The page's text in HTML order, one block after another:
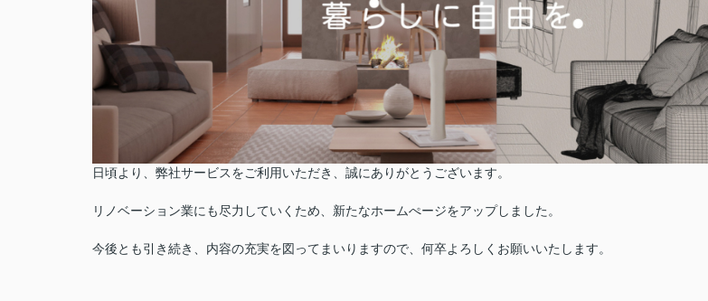
日頃より、弊社サービスをご利用いただき、誠にありがとうございます。
リノベーション業にも尽力していくため、新たなホームぺージをアップしました。
今後とも引き続き、内容の充実を図ってまいりますので、何卒よろしくお願いいたします。